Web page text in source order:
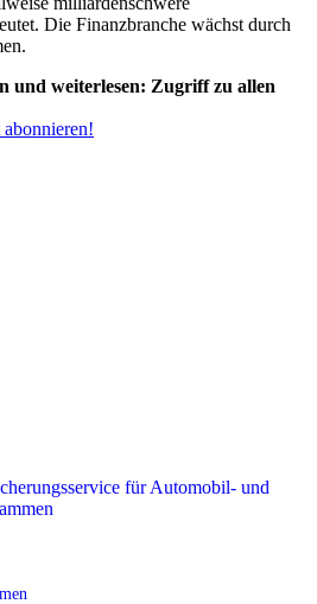
Die Finanzbranche wächst durch
und weiterlesen: Zugriff zu allen
abonnieren!